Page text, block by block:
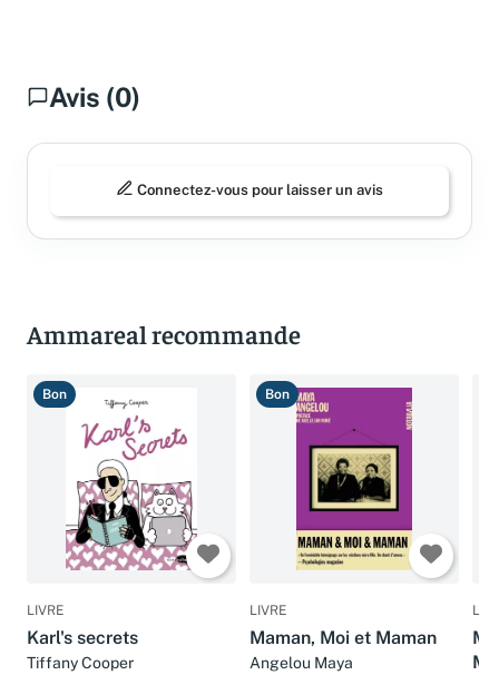
Avis (0)
Connectez-vous pour laisser un avis
Ammareal recommande
Bon
LIVRE
Karl's secrets
Tiffany Cooper
Bon
LIVRE
Maman, Moi et Maman
Angelou Maya